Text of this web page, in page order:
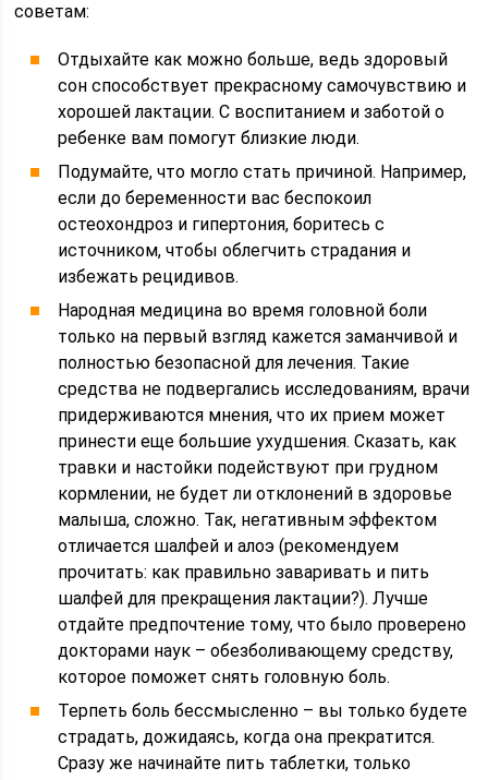
советам:
Отдыхайте как можно больше, ведь здоровый
сон способствует прекрасному самочувствию и
хорошей лактации. С воспитанием и заботой о
ребенке вам помогут близкие люди.
Подумайте, что могло стать причиной. Например,
если до беременности вас беспокоил
остеохондроз и гипертония, боритесь с
источником, чтобы облегчить страдания и
избежать рецидивов.
Народная медицина во время головной боли
только на первый взгляд кажется заманчивой и
полностью безопасной для лечения. Такие
средства не подвергались исследованиям, врачи
придерживаются мнения, что их прием может
принести еще большие ухудшения. Сказать, как
травки и настойки подействуют при грудном
кормлении, не будет ли отклонений в здоровье
малыша, сложно. Так, негативным эффектом
отличается шалфей и алоэ (рекомендуем
прочитать: как правильно заваривать и пить
шалфей для прекращения лактации?). Лучше
отдайте предпочтение тому, что было проверено
докторами наук – обезболивающему средству,
которое поможет снять головную боль.
Терпеть боль бессмысленно – вы только будете
страдать, дожидаясь, когда она прекратится.
Сразу же начинайте пить таблетки, только